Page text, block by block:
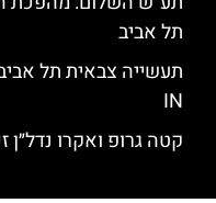
תל אביב
IN
קטה גרופ ואקרו